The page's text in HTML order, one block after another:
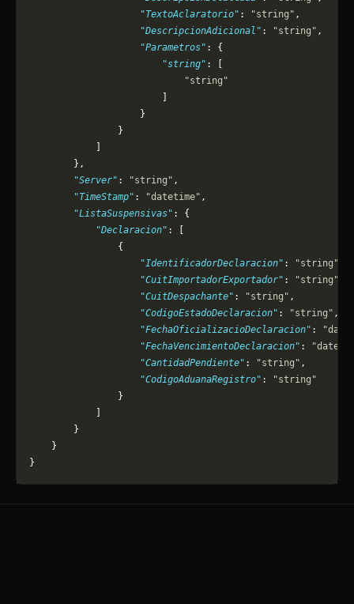
                    "TextoAclaratorio"
: "string" ,
                    "DescripcionAdicional"
: "string" ,
                    "Parametros"
: {
                        "string"
: [
                            "string"
                    }
                }
        },
        "Server"
: "string" ,
        "TimeStamp"
: "datetime" ,
        "ListaSuspensivas"
: {
            "Declaracion"
: [
                {
                    "IdentificadorDeclaracion"
: "string"
                    "CuitImportadorExportador"
: "string"
                    "CuitDespachante"
: "string" ,
                    "CodigoEstadoDeclaracion"
: "string" ,
                    "FechaOficializacioDeclaracion"
:
                    "FechaVencimientoDeclaracion"
:
                    "CantidadPendiente"
: "string" ,
                    "CodigoAduanaRegistro"
:
"string"
                }
        }
    }
}